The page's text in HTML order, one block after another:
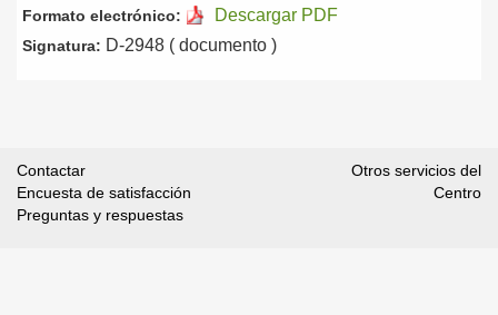
Formato electrónico: Descargar PDF
Signatura: D-2948 ( documento )
Contactar
Encuesta de satisfacción
Preguntas y respuestas
Otros servicios del
Centro